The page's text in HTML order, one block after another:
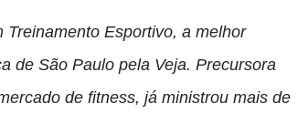
Esportivo, a melhor
de São Paulo pela Veja. Precursora
de fitness, já ministrou mais de